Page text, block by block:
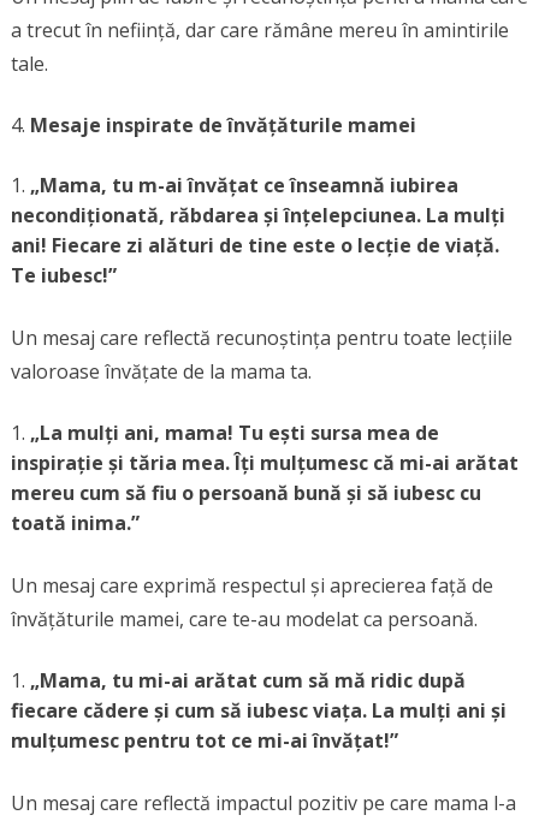
a trecut în neființă, dar care rămâne mereu în amintirile
tale.
Mesaje inspirate de învățăturile mamei
„Mama, tu m-ai învățat ce înseamnă iubirea
necondiționată, răbdarea și înțelepciunea. La mulți
ani! Fiecare zi alături de tine este o lecție de viață.
Te iubesc!”
Un mesaj care reflectă recunoștința pentru toate lecțiile
valoroase învățate de la mama ta.
„La mulți ani, mama! Tu ești sursa mea de
inspirație și tăria mea. Îți mulțumesc că mi-ai arătat
mereu cum să fiu o persoană bună și să iubesc cu
toată inima.”
Un mesaj care exprimă respectul și aprecierea față de
învățăturile mamei, care te-au modelat ca persoană.
„Mama, tu mi-ai arătat cum să mă ridic după
fiecare cădere și cum să iubesc viața. La mulți ani și
mulțumesc pentru tot ce mi-ai învățat!”
Un mesaj care reflectă impactul pozitiv pe care mama l-a